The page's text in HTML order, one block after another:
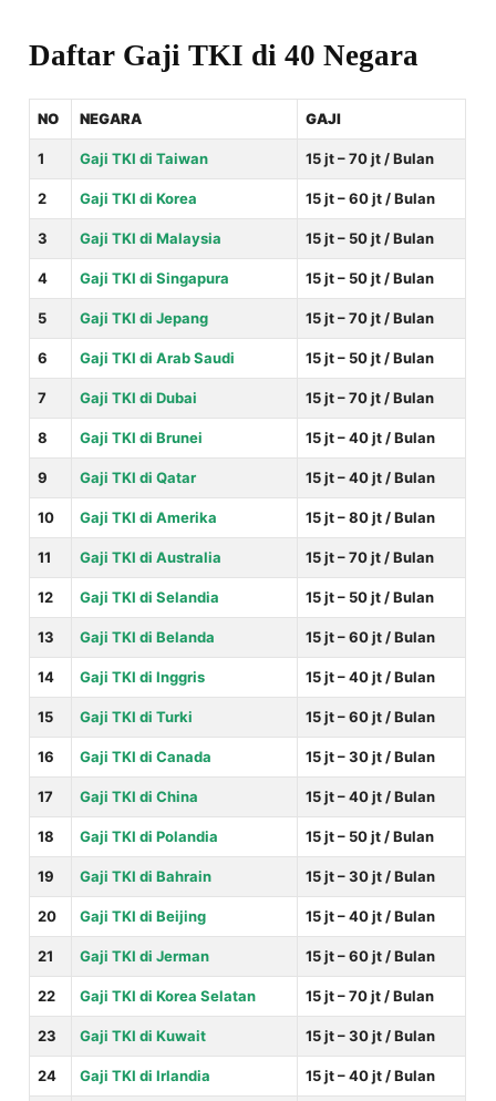
Daftar Gaji TKI di 40 Negara
NO NEGARA GAJI
1 Gaji TKI di Taiwan 15 jt – 70 jt / Bulan
2 Gaji TKI di Korea 15 jt – 60 jt / Bulan
3 Gaji TKI di Malaysia 15 jt – 50 jt / Bulan
4 Gaji TKI di Singapura 15 jt – 50 jt / Bulan
5 Gaji TKI di Jepang 15 jt – 70 jt / Bulan
6 Gaji TKI di Arab Saudi 15 jt – 50 jt / Bulan
7 Gaji TKI di Dubai 15 jt – 70 jt / Bulan
8 Gaji TKI di Brunei 15 jt – 40 jt / Bulan
9 Gaji TKI di Qatar 15 jt – 40 jt / Bulan
10 Gaji TKI di Amerika 15 jt – 80 jt / Bulan
11 Gaji TKI di Australia 15 jt – 70 jt / Bulan
12 Gaji TKI di Selandia 15 jt – 50 jt / Bulan
13 Gaji TKI di Belanda 15 jt – 60 jt / Bulan
14 Gaji TKI di Inggris 15 jt – 40 jt / Bulan
15 Gaji TKI di Turki 15 jt – 60 jt / Bulan
16 Gaji TKI di Canada 15 jt – 30 jt / Bulan
17 Gaji TKI di China 15 jt – 40 jt / Bulan
18 Gaji TKI di Polandia 15 jt – 50 jt / Bulan
19 Gaji TKI di Bahrain 15 jt – 30 jt / Bulan
20 Gaji TKI di Beijing 15 jt – 40 jt / Bulan
21 Gaji TKI di Jerman 15 jt – 60 jt / Bulan
22 Gaji TKI di Korea Selatan 15 jt – 70 jt / Bulan
23 Gaji TKI di Kuwait 15 jt – 30 jt / Bulan
24 Gaji TKI di Irlandia 15 jt – 40 jt / Bulan